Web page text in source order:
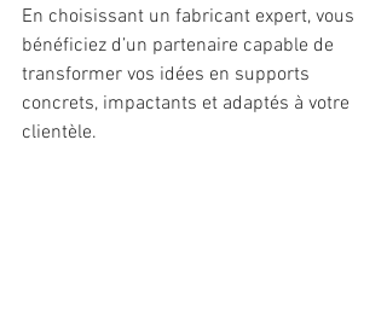
En choisissant un fabricant expert, vous
bénéficiez d’un partenaire capable de
transformer vos idées en supports
concrets, impactants et adaptés à votre
clientèle.